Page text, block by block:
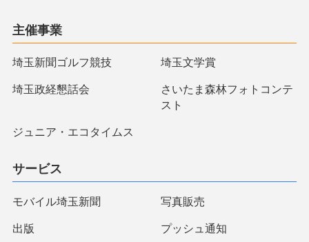
主催事業
埼玉新聞ゴルフ競技 埼玉文学賞
埼玉政経懇話会
さいたま森林フォトコンテ
スト
ジュニア・エコタイムス
サービス
モバイル埼玉新聞 写真販売
出版 プッシュ通知